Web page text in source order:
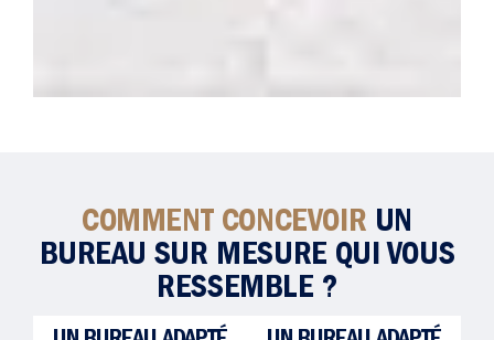
COMMENT CONCEVOIR UN
BUREAU SUR MESURE QUI VOUS
RESSEMBLE ?